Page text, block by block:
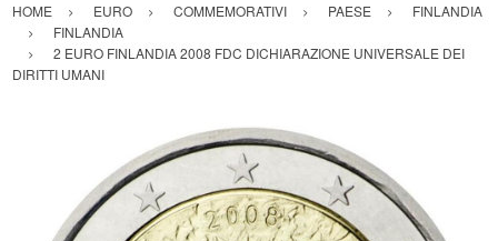
HOME EURO COMMEMORATIVI PAESE
FINLANDIA
FINLANDIA
2 EURO FINLANDIA 2008 FDC DICHIARAZIONE UNIVERSALE DEI
DIRITTI UMANI